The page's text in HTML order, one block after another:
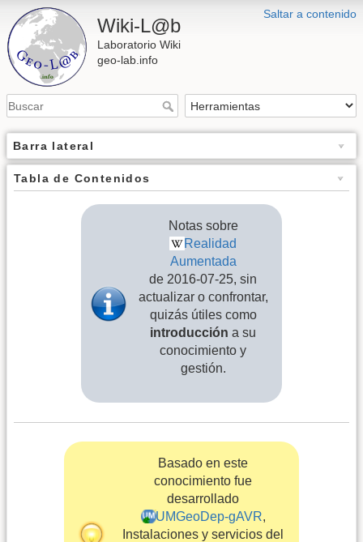
Saltar a contenido
Wiki-L@b
Laboratorio Wiki
geo-lab.info
Barra lateral
Tabla de Contenidos
Notas sobre
Realidad
Aumentada
de 2016-07-25, sin
actualizar o confrontar,
quizás útiles como
introducción a su
conocimiento y
gestión.
Basado en este
conocimiento fue
desarrollado
UMGeoDep-gAVR,
Instalaciones y servicios del